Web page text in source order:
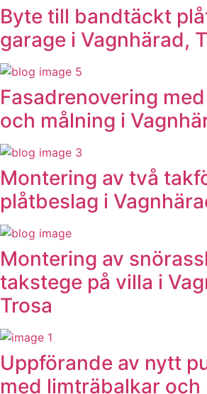
Byte till bandtäckt
garage i Vagnhärad,
Fasadrenovering
och målning i
Montering av två
plåtbeslag i
Montering av
takstege på villa i
Trosa
Uppförande av nytt
med limträbalkar och